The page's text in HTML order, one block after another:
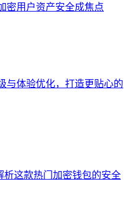
密用户资产安全成焦点
与体验优化，打造更贴心的
析这款热门加密钱包的安全